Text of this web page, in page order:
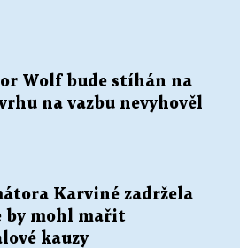
Wolf bude stíhán na
na vazbu nevyhověl
Karviné zadržela
by mohl mařit
kauzy